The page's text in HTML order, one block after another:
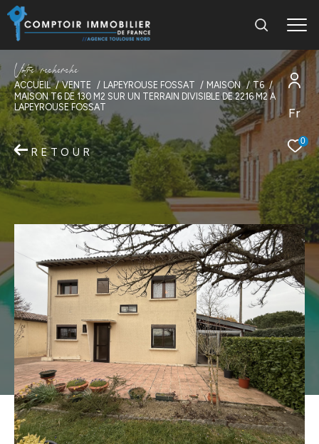
Fr
0
Votre recherche
ACCUEIL VENTE LAPEYROUSE FOSSAT MAISON
T6
MAISON T6 DE 130 M2 SUR UN TERRAIN DIVISIBLE DE 2216 M2 A
LAPEYROUSE FOSSAT
RETOUR